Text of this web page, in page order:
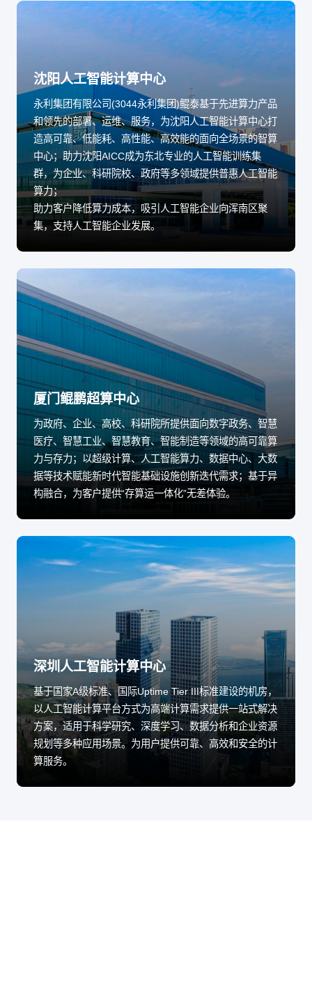
沈阳人工智能计算中心
永利集团有限公司(3044永利集团)鲲泰基于先进算力产品
和领先的部署、运维、服务，为沈阳人工智能计算中心打
造高可靠、低能耗、高性能、高效能的面向全场景的智算
中心；助力沈阳AICC成为东北专业的人工智能训练集
群，为企业、科研院校、政府等多领域提供普惠人工智能
算力；
助力客户降低算力成本，吸引人工智能企业向浑南区聚
集，支持人工智能企业发展。
厦门鲲鹏超算中心
为政府、企业、高校、科研院所提供面向数字政务、智慧
医疗、智慧工业、智慧教育、智能制造等领域的高可靠算
力与存力；以超级计算、人工智能算力、数据中心、大数
据等技术赋能新时代智能基础设施创新迭代需求；基于异
构融合，为客户提供“存算运一体化”无差体验。
深圳人工智能计算中心
基于国家A级标准、国际Uptime Tier III标准建设的机房，
以人工智能计算平台方式为高端计算需求提供一站式解决
方案，适用于科学研究、深度学习、数据分析和企业资源
规划等多种应用场景。为用户提供可靠、高效和安全的计
算服务。